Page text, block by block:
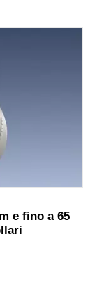
e fino a 65